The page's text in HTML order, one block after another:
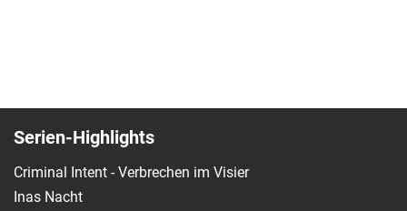
Serien-Highlights
Criminal Intent - Verbrechen im Visier
Inas Nacht